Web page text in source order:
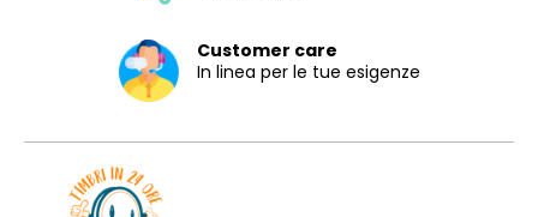
Customer care
In linea per le tue esigenze